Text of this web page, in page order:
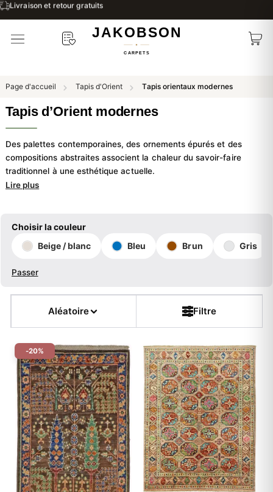
Livraison et retour gratuits
Page d'accueil Tapis d'Orient Tapis orientaux modernes
Tapis d’Orient modernes
Des palettes contemporaines, des ornements épurés et des
compositions abstraites associent la chaleur du savoir-faire
traditionnel à une esthétique actuelle.
Lire plus
Couleur
Forme
Fleur
Muster
Choisir la couleur
Beige / blanc
Bleu Brun Gris
Passer
Aléatoire Filtre
-20%